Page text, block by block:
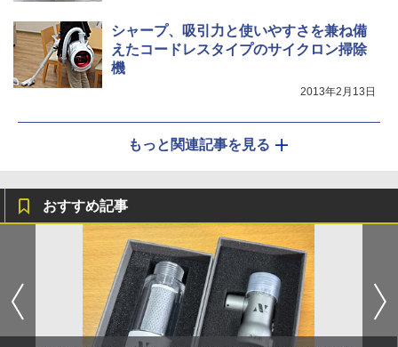
シャープ、吸引力と使いやすさを兼ね備
えたコードレスタイプのサイクロン掃除
機
2013年2月13日
もっと関連記事を見る
おすすめ記事